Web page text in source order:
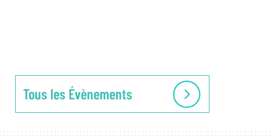
Tous les Évènements